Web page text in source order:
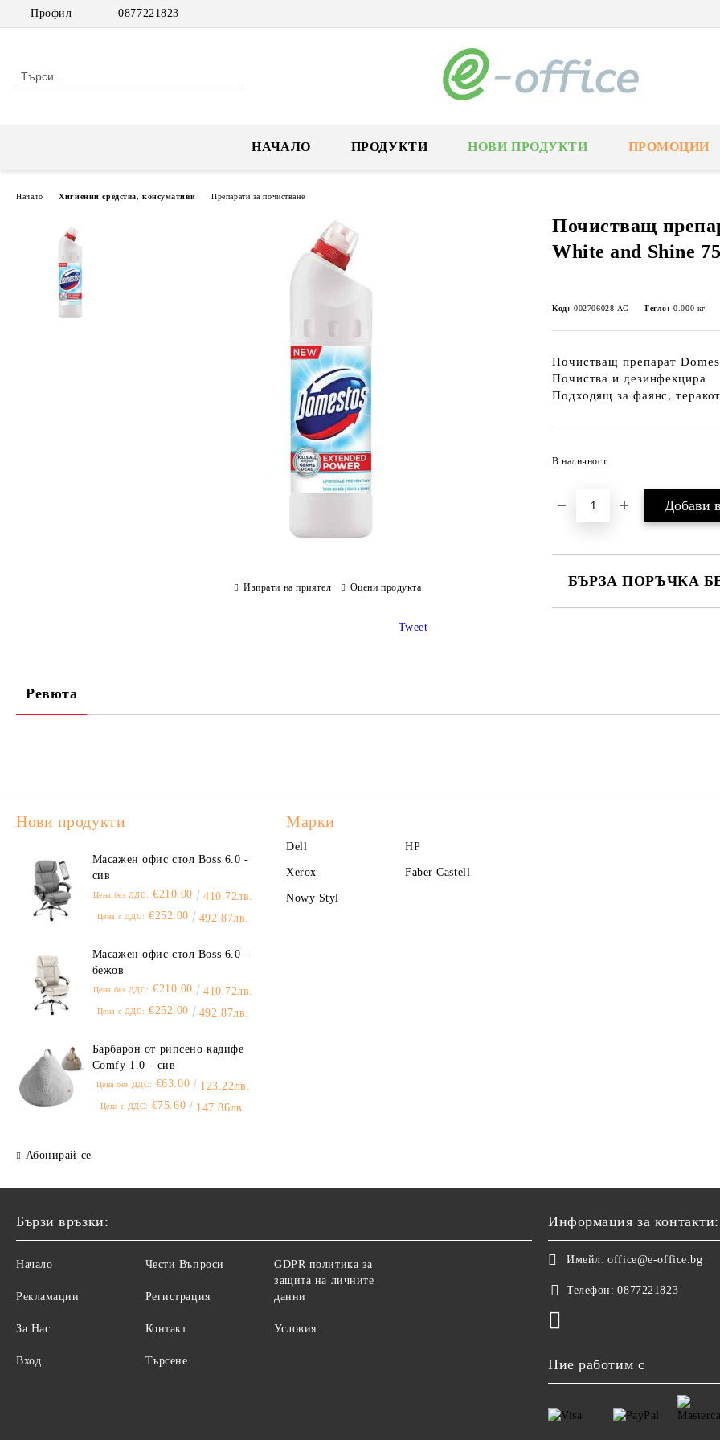
Профил 0877221823
НАЧАЛО ПРОДУКТИ НОВИ ПРОДУКТИ ПРОМОЦИИ
Начало Хигиенни средства, консумативи Препарати за почистване
Почистващ
White and Shine
Код: 002706028-AG Тегло: 0.000 кг
Почистващ препарат
Почиства и дезинфекцира
Подходящ за фаянс,
В наличност
БЪРЗА ПОРЪЧКА
Изпрати на приятел Оцени продукта
Tweet
Ревюта
Нови продукти
Масажен офис стол Boss 6.0 -
сив
Цена без ДДС: €210.00 410.72лв.
Цена с ДДС: €252.00 492.87лв.
Масажен офис стол Boss 6.0 -
бежов
Цена без ДДС: €210.00 410.72лв.
Цена с ДДС: €252.00 492.87лв.
Барбарон от рипсено кадифе
Comfy 1.0 - сив
Цена без ДДС: €63.00 123.22лв.
Цена с ДДС: €75.60 147.86лв.
Абонирай се
Марки
Dell HP
Xerox Faber Castell
Nowy Styl
Бързи връзки:
Начало
Рекламации
За Нас
Вход
Чести Въпроси
Регистрация
Контакт
Търсене
GDPR политика за
защита на личните
данни
Условия
Информация за контакти:
Имейл: office@e-office.bg
Телефон: 0877221823
Ние работим с